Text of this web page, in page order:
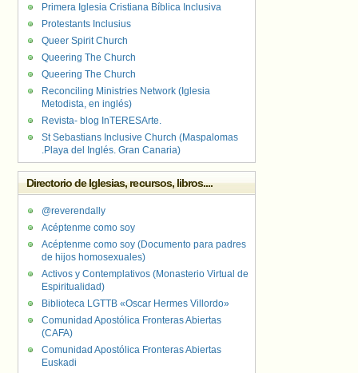
Primera Iglesia Cristiana Bíblica Inclusiva
Protestants Inclusius
Queer Spirit Church
Queering The Church
Queering The Church
Reconciling Ministries Network (Iglesia
Metodista, en inglés)
Revista- blog InTERESArte.
St Sebastians Inclusive Church (Maspalomas
.Playa del Inglés. Gran Canaria)
Directorio de Iglesias, recursos, libros....
@reverendally
Acéptenme como soy
Acéptenme como soy (Documento para padres
de hijos homosexuales)
Activos y Contemplativos (Monasterio Virtual de
Espiritualidad)
Biblioteca LGTTB «Oscar Hermes Villordo»
Comunidad Apostólica Fronteras Abiertas
(CAFA)
Comunidad Apostólica Fronteras Abiertas
Euskadi